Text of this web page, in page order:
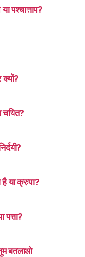
पश्चात्ताप?
क्यों?
चयित?
है या क्रुपा?
पत्ता?
तुम बतलाओ